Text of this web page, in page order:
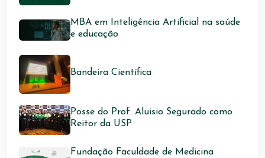
MBA em Inteligência Artificial na saúde
e educação
Bandeira Científica
Posse do Prof. Aluisio Segurado como
Reitor da USP
Fundação Faculdade de Medicina